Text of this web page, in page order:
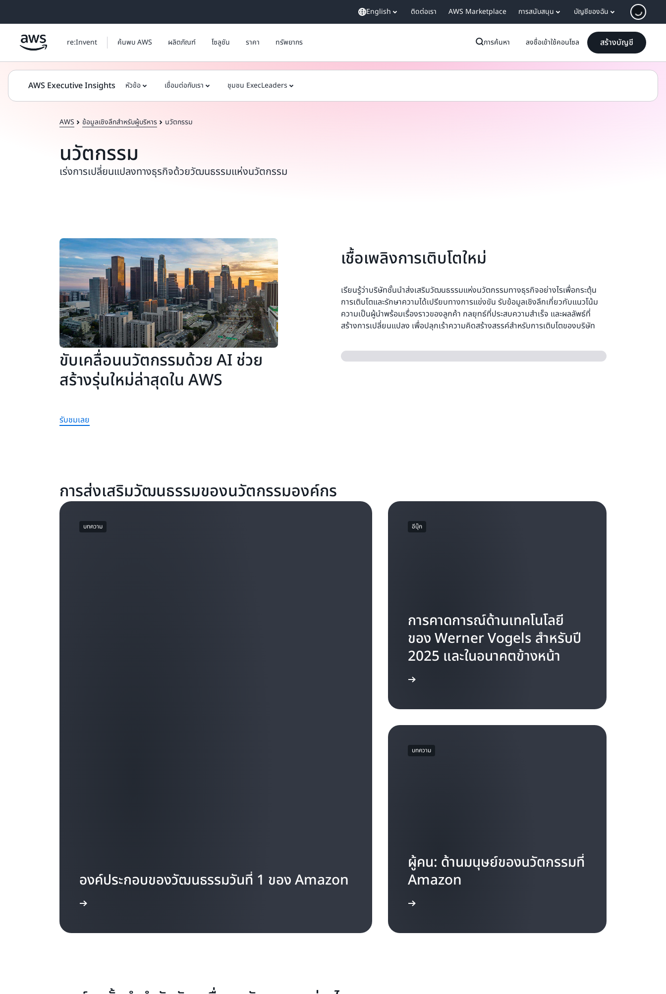
English ติดต่อเรา AWS Marketplace การสนับสนุน บัญชีของฉัน
re:Invent ค้นพบ AWS ผลิตภัณฑ์ โซลูชัน ราคา ทรัพยากร การค้นหา ลงชื่อเข้าใช้คอนโซล สร้างบัญชี
AWS Executive Insights หัวข้อ เชื่อมต่อกับเรา ชุมชน ExecLeaders
AWS ข้อมูลเชิงลึกสำหรับผู้บริหาร นวัตกรรม
นวัตกรรม
เร่งการเปลี่ยนแปลงทางธุรกิจด้วยวัฒนธรรมแห่งนวัตกรรม
เชื้อเพลิงการเติบโตใหม่
เรียนรู้ว่าบริษัทชั้นนำส่งเสริมวัฒนธรรมแห่งนวัตกรรมทางธุรกิจอย่างไรเพื่อกระตุ้น
การเติบโตและรักษาความได้เปรียบทางการแข่งขัน รับข้อมูลเชิงลึกเกี่ยวกับแนวโน้ม
ความเป็นผู้นำพร้อมเรื่องราวของลูกค้า กลยุทธ์ที่ประสบความสำเร็จ และผลลัพธ์ที่
สร้างการเปลี่ยนแปลง เพื่อปลุกเร้าความคิดสร้างสรรค์สำหรับการเติบโตของบริษัท
ขับเคลื่อนนวัตกรรมด้วย AI ช่วย
สร้างรุ่นใหม่ล่าสุดใน AWS
รับชมเลย
การส่งเสริมวัฒนธรรมของนวัตกรรมองค์กร
บทความ
องค์ประกอบของวัฒนธรรมวันที่ 1 ของ Amazon
อีบุ๊ก
การคาดการณ์ด้านเทคโนโลยี
ของ Werner Vogels สำหรับปี
2025 และในอนาคตข้างหน้า
บทความ
ผู้คน: ด้านมนุษย์ของนวัตกรรมที่
Amazon